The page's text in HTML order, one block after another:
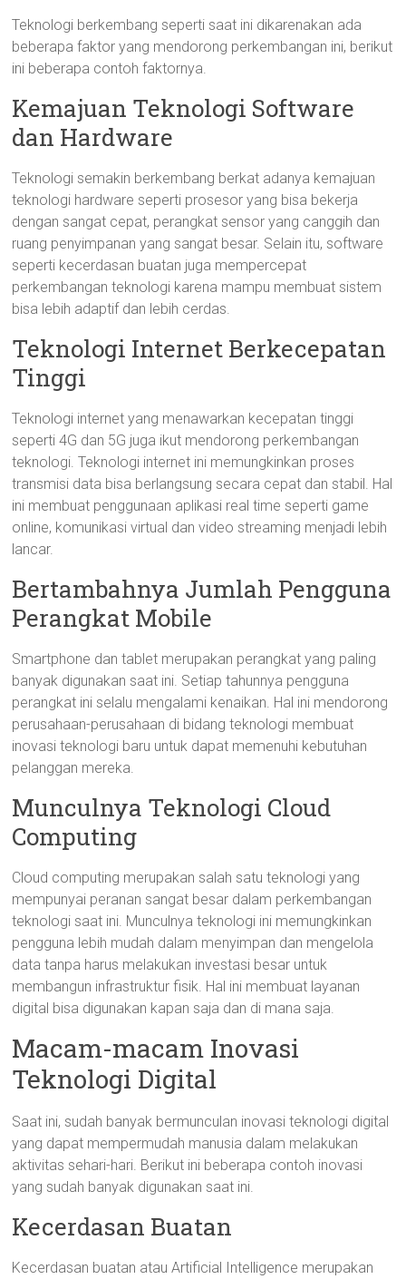
Teknologi berkembang seperti saat ini dikarenakan ada
beberapa faktor yang mendorong perkembangan ini, berikut
ini beberapa contoh faktornya.
Kemajuan Teknologi Software
dan Hardware
Teknologi semakin berkembang berkat adanya kemajuan
teknologi hardware seperti prosesor yang bisa bekerja
dengan sangat cepat, perangkat sensor yang canggih dan
ruang penyimpanan yang sangat besar. Selain itu, software
seperti kecerdasan buatan juga mempercepat
perkembangan teknologi karena mampu membuat sistem
bisa lebih adaptif dan lebih cerdas.
Teknologi Internet Berkecepatan
Tinggi
Teknologi internet yang menawarkan kecepatan tinggi
seperti 4G dan 5G juga ikut mendorong perkembangan
teknologi. Teknologi internet ini memungkinkan proses
transmisi data bisa berlangsung secara cepat dan stabil. Hal
ini membuat penggunaan aplikasi real time seperti game
online, komunikasi virtual dan video streaming menjadi lebih
lancar.
Bertambahnya Jumlah Pengguna
Perangkat Mobile
Smartphone dan tablet merupakan perangkat yang paling
banyak digunakan saat ini. Setiap tahunnya pengguna
perangkat ini selalu mengalami kenaikan. Hal ini mendorong
perusahaan-perusahaan di bidang teknologi membuat
inovasi teknologi baru untuk dapat memenuhi kebutuhan
pelanggan mereka.
Munculnya Teknologi Cloud
Computing
Cloud computing merupakan salah satu teknologi yang
mempunyai peranan sangat besar dalam perkembangan
teknologi saat ini. Munculnya teknologi ini memungkinkan
pengguna lebih mudah dalam menyimpan dan mengelola
data tanpa harus melakukan investasi besar untuk
membangun infrastruktur fisik. Hal ini membuat layanan
digital bisa digunakan kapan saja dan di mana saja.
Macam-macam Inovasi
Teknologi Digital
Saat ini, sudah banyak bermunculan inovasi teknologi digital
yang dapat mempermudah manusia dalam melakukan
aktivitas sehari-hari. Berikut ini beberapa contoh inovasi
yang sudah banyak digunakan saat ini.
Kecerdasan Buatan
Kecerdasan buatan atau Artificial Intelligence merupakan